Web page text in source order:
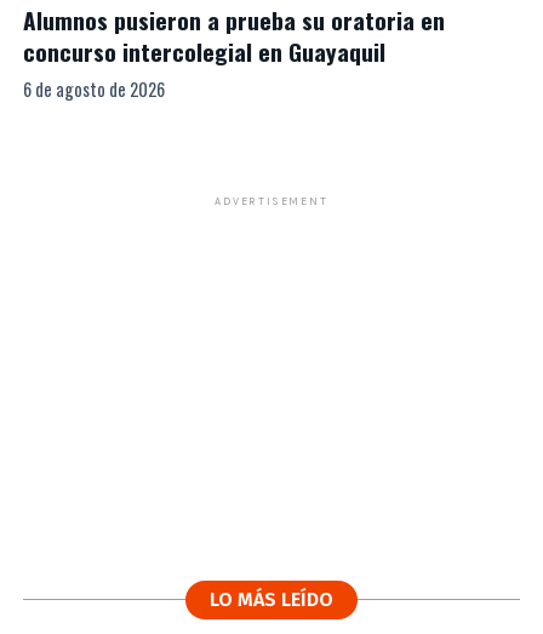
Alumnos pusieron a prueba su oratoria en
concurso intercolegial en Guayaquil
6 de agosto de 2026
ADVERTISEMENT
LO MÁS LEÍDO